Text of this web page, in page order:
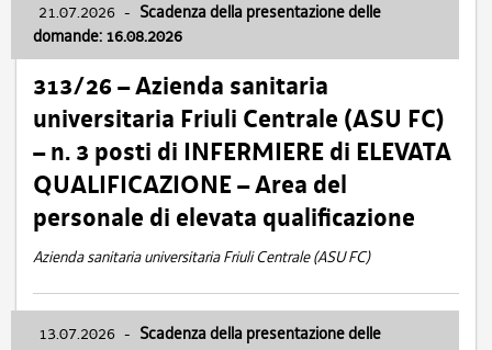
21.07.2026 - Scadenza della presentazione delle
domande: 16.08.2026
313/26 – Azienda sanitaria
universitaria Friuli Centrale (ASU FC)
– n. 3 posti di INFERMIERE di ELEVATA
QUALIFICAZIONE – Area del
personale di elevata qualificazione
Azienda sanitaria universitaria Friuli Centrale (ASU FC)
13.07.2026 - Scadenza della presentazione delle